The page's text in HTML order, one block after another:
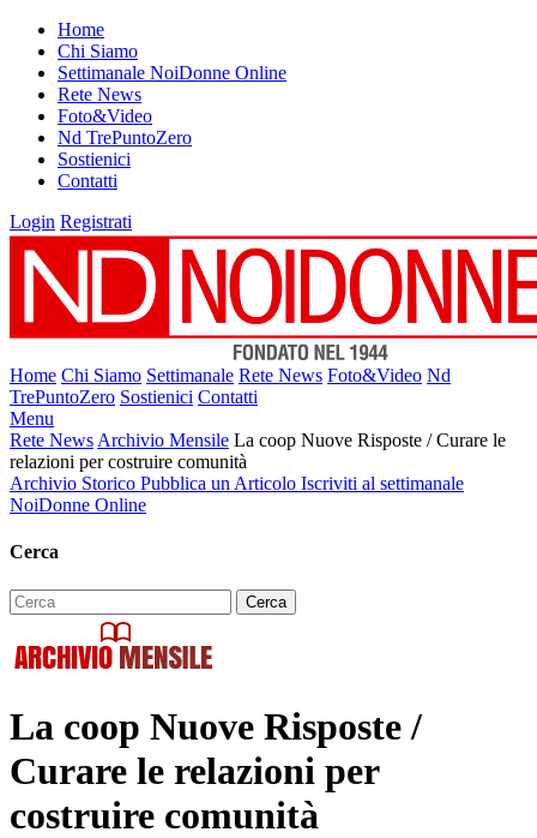
Home
Chi Siamo
Settimanale NoiDonne Online
Rete News
Foto&Video
Nd TrePuntoZero
Sostienici
Contatti
Login Registrati
Home Chi Siamo Settimanale Rete News Foto&Video Nd
TrePuntoZero Sostienici Contatti
Menu
Rete News Archivio Mensile La coop Nuove Risposte / Curare le
relazioni per costruire comunità
Archivio Storico Pubblica un Articolo Iscriviti al settimanale
NoiDonne Online
Cerca
La coop Nuove Risposte /
Curare le relazioni per
costruire comunità